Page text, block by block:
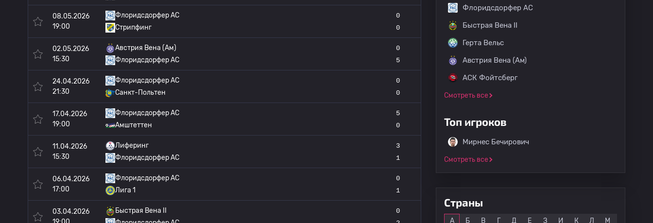
08.05.2026
19:00
Флоридсдорфер АС
Стрипфинг
0
0
02.05.2026
15:30
Австрия Вена (Ам)
Флоридсдорфер АС
0
5
24.04.2026
21:30
Флоридсдорфер АС
Санкт-Польтен
0
0
17.04.2026
19:00
Флоридсдорфер АС
Амштеттен
5
0
11.04.2026
15:30
Лиферинг
Флоридсдорфер АС
3
1
06.04.2026
17:00
Флоридсдорфер АС
Лига 1
0
1
03.04.2026
Быстрая Вена II
0
Флоридсдорфер АС
Быстрая Вена II
Герта Вельс
Австрия Вена (Ам)
АСК Фойтсберг
Смотреть все
Топ игроков
Мирнес Бечирович
Смотреть все
Страны
А Б В Г Д Е З И К Л М